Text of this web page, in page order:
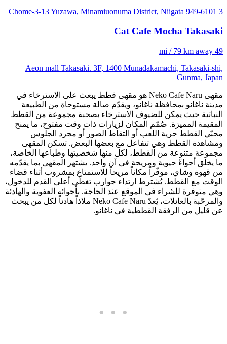
3 Chome-3-13 Yuzawa, Minamiuonuma District, Niigata 949-6101
Cat Cafe Mocha Takasaki
49 mi / 79 km away
Aeon mall Takasaki. 3F, 1400 Munadakamachi, Takasaki-shi,
Gunma, Japan
مقهى Neko Cafe Naru هو مقهى قطط يبعث على الاسترخاء في
مدينة ناغانو بمحافظة ناغانو، ويقدّم صالة مستوحاة من الطبيعة
النباتية حيث يمكن للضيوف الاسترخاء بصحبة مجموعة من القطط
المقيمة المميزة. صُمّم المكان لزيارات ذات وقت مفتوح، ما يمنح
محبّي القطط حرية اللعب أو التقاط الصور أو مجرد الجلوس
ومشاهدة القطط وهي تتفاعل مع بعضها البعض. تسكن المقهى
مجموعة متنوعة من القطط، لكل منها شخصيتها وطباعها الخاصة،
ما يخلق أجواءً حيوية ومريحة في آن واحد. يشتهر المقهى بما يقدّمه
من قهوة وشاي، موفّراً مكاناً مريحاً للاستمتاع بمشروب أثناء قضاء
الوقت مع القطط. يُشترط ارتداء جوارب تغطّي أعلى القدم للدخول،
وهي متوفرة للشراء في الموقع عند الحاجة. بأجوائه العفوية والهادئة
والمرحّبة بالعائلات، يُعدّ Neko Cafe Naru ملاذاً هادئاً لكل من يبحث
عن قليل من الرفقة القططية في ناغانو.